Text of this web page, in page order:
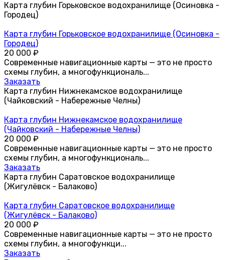
Карта глубин Горьковское водохранилище (Осиновка -
Городец)
Карта глубин Горьковское водохранилище (Осиновка -
Городец)
20 000 ₽
Современные навигационные карты — это не просто
схемы глубин, а многофункциональ...
Заказать
Карта глубин Нижнекамское водохранилище
(Чайковский - Набережные Челны)
Карта глубин Нижнекамское водохранилище
(Чайковский - Набережные Челны)
20 000 ₽
Современные навигационные карты — это не просто
схемы глубин, а многофункциональ...
Заказать
Карта глубин Саратовское водохранилище
(Жигулёвск - Балаково)
Карта глубин Саратовское водохранилище
(Жигулёвск - Балаково)
20 000 ₽
Современные навигационные карты — это не просто
схемы глубин, а многофункци...
Заказать